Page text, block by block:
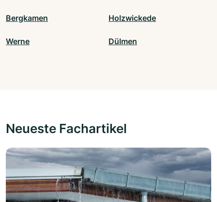
Bergkamen Holzwickede
Werne Dülmen
Neueste Fachartikel